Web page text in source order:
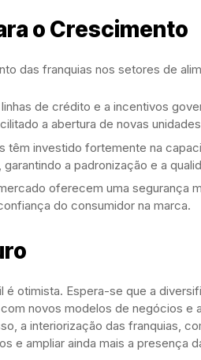
o Crescimento
das franquias nos setores de
de crédito e a incentivos
a abertura de novas
têm investido fortemente na
a padronização e a
oferecem uma segurança
do consumidor na marca.
é otimista. Espera-se que a
novos modelos de negócios e
a interiorização das franquias,
e ampliar ainda mais a presença